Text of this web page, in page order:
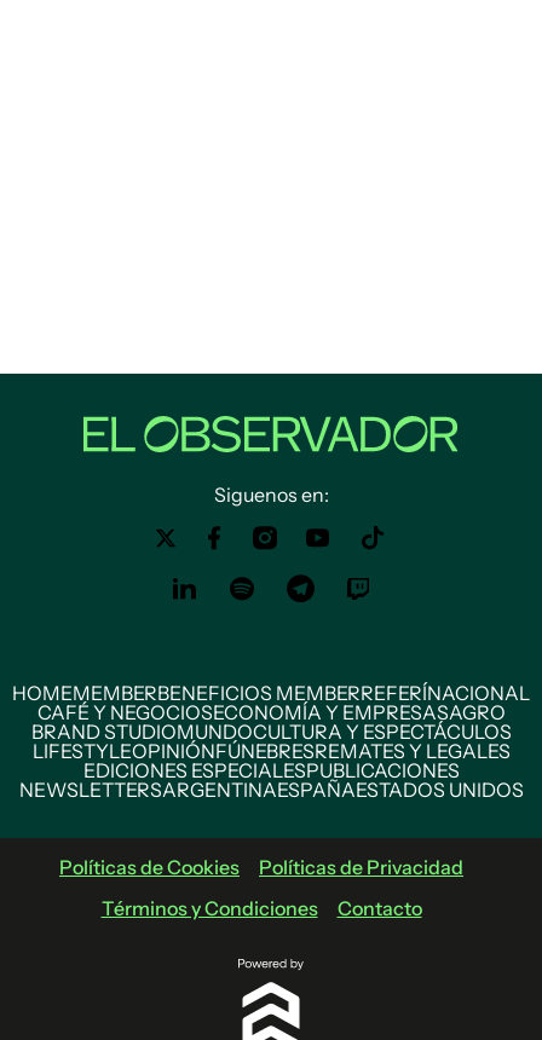
Siguenos en:
HOMEMEMBERBENEFICIOS MEMBERREFERÍNACIONAL
CAFÉ Y NEGOCIOSECONOMÍA Y EMPRESASAGRO
BRAND STUDIOMUNDOCULTURA Y ESPECTÁCULOS
LIFESTYLEOPINIÓNFÚNEBRESREMATES Y LEGALES
EDICIONES ESPECIALESPUBLICACIONES
NEWSLETTERSARGENTINAESPAÑAESTADOS UNIDOS
Políticas de Cookies
Políticas de Privacidad
Términos y Condiciones
Contacto